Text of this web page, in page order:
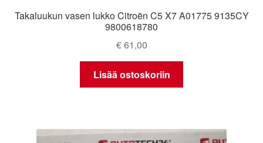
Takaluukun vasen lukko Citroën C5 X7 A01775 9135CY
9800618780
€61,00
Lisää ostoskoriin